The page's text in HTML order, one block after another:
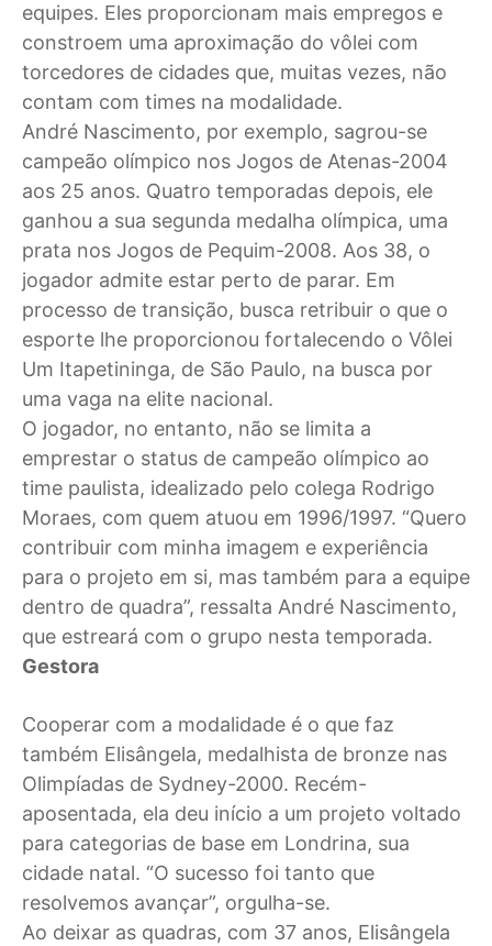
equipes. Eles proporcionam mais empregos e
constroem uma aproximação do vôlei com
torcedores de cidades que, muitas vezes, não
contam com times na modalidade.
André Nascimento, por exemplo, sagrou-se
campeão olímpico nos Jogos de Atenas-2004
aos 25 anos. Quatro temporadas depois, ele
ganhou a sua segunda medalha olímpica, uma
prata nos Jogos de Pequim-2008. Aos 38, o
jogador admite estar perto de parar. Em
processo de transição, busca retribuir o que o
esporte lhe proporcionou fortalecendo o Vôlei
Um Itapetininga, de São Paulo, na busca por
uma vaga na elite nacional.
O jogador, no entanto, não se limita a
emprestar o status de campeão olímpico ao
time paulista, idealizado pelo colega Rodrigo
Moraes, com quem atuou em 1996/1997. “Quero
contribuir com minha imagem e experiência
para o projeto em si, mas também para a equipe
dentro de quadra”, ressalta André Nascimento,
que estreará com o grupo nesta temporada.
Gestora
Cooperar com a modalidade é o que faz
também Elisângela, medalhista de bronze nas
Olimpíadas de Sydney-2000. Recém-
aposentada, ela deu início a um projeto voltado
para categorias de base em Londrina, sua
cidade natal. “O sucesso foi tanto que
resolvemos avançar”, orgulha-se.
Ao deixar as quadras, com 37 anos, Elisângela